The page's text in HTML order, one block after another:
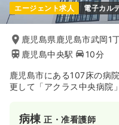
エージェント求人 電子カル
鹿児島県鹿児島市武岡1
鹿児島中央駅
10分
鹿児島市にある107床の病
更して「アクラス中央病院
病棟正・准看護師